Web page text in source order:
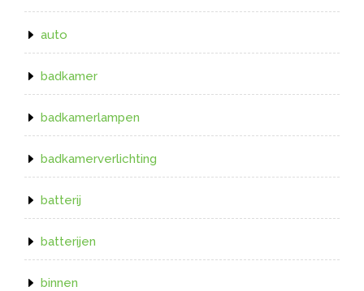
auto
badkamer
badkamerlampen
badkamerverlichting
batterij
batterijen
binnen